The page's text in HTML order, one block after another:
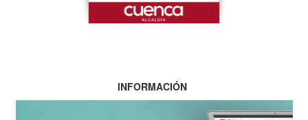
INFORMACIÓN